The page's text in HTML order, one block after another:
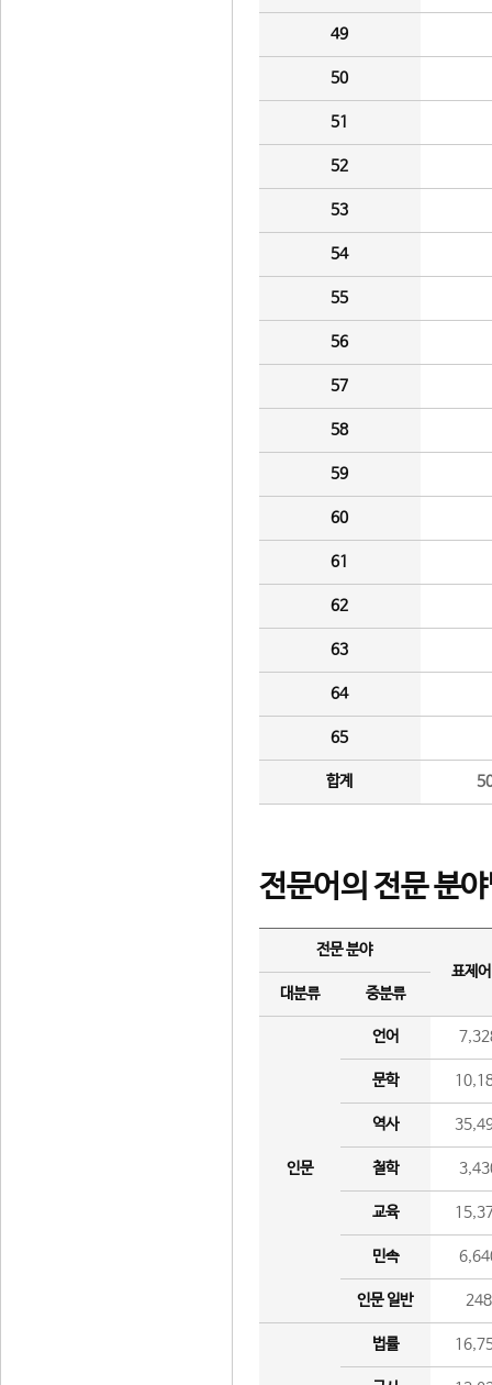
49
50
51
52
53
54
55
56
57
58
59
60
61
62
63
64
65
합계
전문어의 전문 분
전문 분야
표제
대분류
중분류
인문
언어
문학
역사
철학
교육
민속
인문 일반 248
법률